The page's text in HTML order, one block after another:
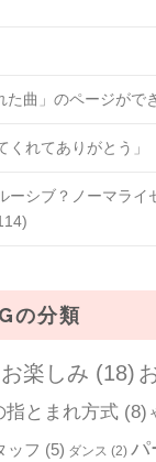
た曲」のページがで
れてありがとう」
シブ？ノーマライ
の分類
お楽しみ (18)
指とまれ方式 (8)
ッフ (5) ダンス (2) パ